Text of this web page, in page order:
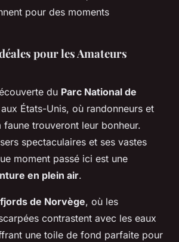
pour des moments
pour les Amateurs
du Parc National de
aux États-Unis, où randonneurs et
faune trouveront leur bonheur.
spectaculaires et ses vastes
moment passé ici est une
en plein air.
fjords de Norvège, où les
contrastent avec les eaux
une toile de fond parfaite pour